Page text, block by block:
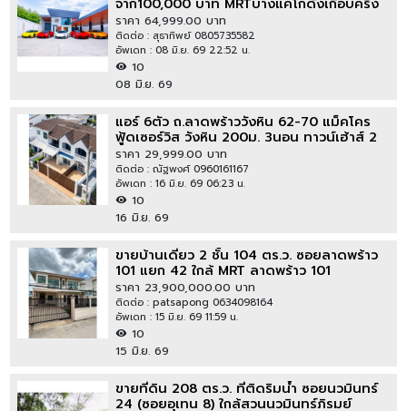
ไร่ 800ตร.ม. 1 กม. 190ตรว. ตลาดแยก
หนองใหญ่ 500 ม.3 ชั้น 9ห้อง
ราคา 64,999.00 บาท
ติดต่อ : สุธาทิพย์ 0805735582
อัพเดท : 08 มิ.ย. 69 22:52 น.
10
08 มิ.ย. 69
แอร์ 6ตัว ถ.ลาดพร้าววังหิน 62-70 แม็คโคร
ฟู้ดเซอร์วิส วังหิน 200ม. 3นอน ทาวน์เฮ้าส์ 2
ชั้น เดอะแจ๊ส วังหิน 800 ม. โชคชัย 4 35 ตร.ว.
ราคา 29,999.00 บาท
ติดต่อ : ณัฐพงศ์ 0960161167
อัพเดท : 16 มิ.ย. 69 06:23 น.
10
16 มิ.ย. 69
ขายบ้านเดี่ยว 2 ชั้น 104 ตร.ว. ซอยลาดพร้าว
101 แยก 42 ใกล้ MRT ลาดพร้าว 101
ราคา 23,900,000.00 บาท
ติดต่อ : patsapong 0634098164
อัพเดท : 15 มิ.ย. 69 11:59 น.
10
15 มิ.ย. 69
ขายที่ดิน 208 ตร.ว. ที่ติดริมน้ำ ซอยนวมินทร์
24 (ซอยอุเทน 8) ใกล้สวนนวมินทร์ภิรมย์